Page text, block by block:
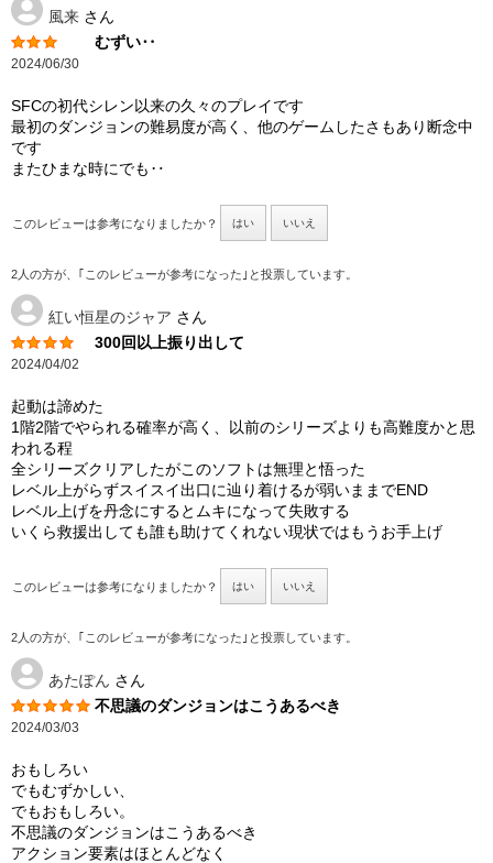
風来 さん
むずい‥
2024/06/30
SFCの初代シレン以来の久々のプレイです
最初のダンジョンの難易度が高く、他のゲームしたさもあり断念中
です
またひまな時にでも‥
このレビューは参考になりましたか？ はい いいえ
2人の方が、｢このレビューが参考になった｣と投票しています。
紅い恒星のジャア さん
300回以上振り出して
2024/04/02
起動は諦めた
1階2階でやられる確率が高く、以前のシリーズよりも高難度かと思
われる程
全シリーズクリアしたがこのソフトは無理と悟った
レベル上がらずスイスイ出口に辿り着けるが弱いままでEND
レベル上げを丹念にするとムキになって失敗する
いくら救援出しても誰も助けてくれない現状ではもうお手上げ
このレビューは参考になりましたか？ はい いいえ
2人の方が、｢このレビューが参考になった｣と投票しています。
あたぽん さん
不思議のダンジョンはこうあるべき
2024/03/03
おもしろい
でもむずかしい、
でもおもしろい。
不思議のダンジョンはこうあるべき
アクション要素はほとんどなく